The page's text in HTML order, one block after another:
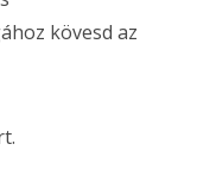
kövesd az